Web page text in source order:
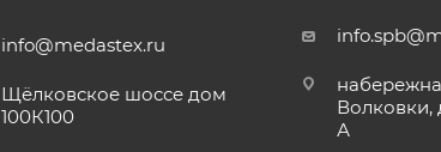
info@medastex.ru
Щёлковское шоссе дом
100К100
Волковки,
А